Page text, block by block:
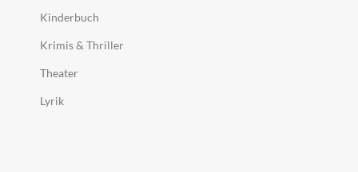
Kinderbuch
Krimis & Thriller
Theater
Lyrik